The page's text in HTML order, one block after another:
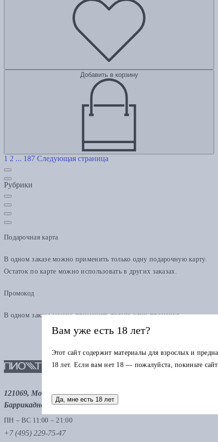
Добавить в корзину
1 2 ... 187 Следующая страница
Рубрики
Подарочная карта
В одном заказе можно применить только одну подарочную карту.
Остаток по карте можно использовать в других заказах.
Промокод
В одном заказе можно применить только один промокод
121069, Москва, ул. Малая Никитская 12, стр.12, метро
Баррикадная, метро Тверская
ПН – ВС 11:00 – 21:00
+7 (495) 229-75-47
Вам уже есть 18 лет?
Этот сайт содержит материалы для взрослых и
18 лет. Если вам нет 18 — пожалуйста, покиньте
Да, мне есть 18 лет